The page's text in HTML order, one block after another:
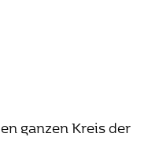
ganzen Kreis der